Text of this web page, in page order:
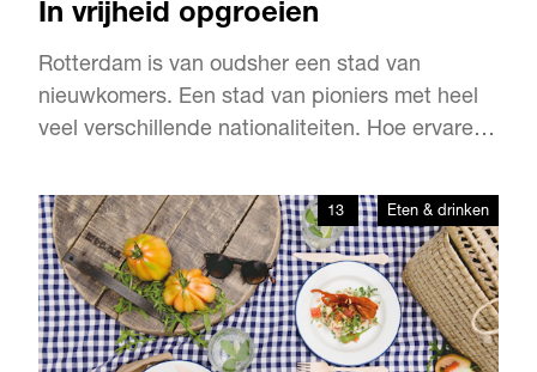
In vrijheid opgroeien
Rotterdam is van oudsher een stad van
nieuwkomers. Een stad van pioniers met heel
veel verschillende nationaliteiten. Hoe ervaren
Chen (36), roepnaam Coco.
13 Eten & drinken